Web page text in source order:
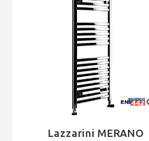
Lazzarini MERANO